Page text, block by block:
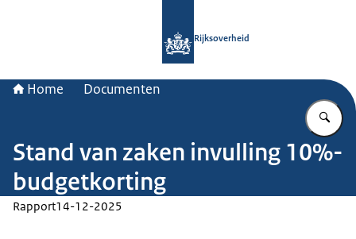
Rijksoverheid
Home Documenten
Stand van zaken invulling 10%-
budgetkorting
Rapport14-12-2025